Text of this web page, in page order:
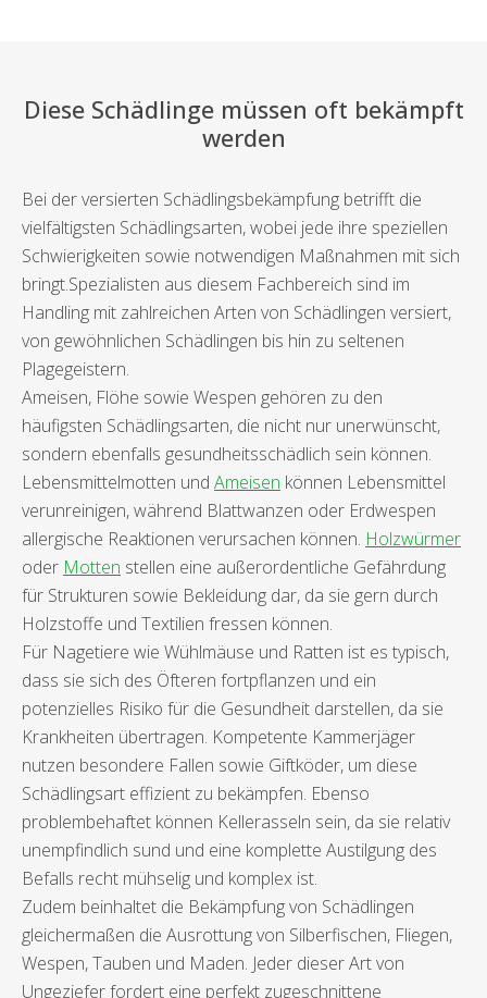
Diese Schädlinge müssen oft bekämpft
werden
Bei der versierten Schädlingsbekämpfung betrifft die
vielfältigsten Schädlingsarten, wobei jede ihre speziellen
Schwierigkeiten sowie notwendigen Maßnahmen mit sich
bringt.Spezialisten aus diesem Fachbereich sind im
Handling mit zahlreichen Arten von Schädlingen versiert,
von gewöhnlichen Schädlingen bis hin zu seltenen
Plagegeistern.
Ameisen, Flöhe sowie Wespen gehören zu den
häufigsten Schädlingsarten, die nicht nur unerwünscht,
sondern ebenfalls gesundheitsschädlich sein können.
Lebensmittelmotten und Ameisen können Lebensmittel
verunreinigen, während Blattwanzen oder Erdwespen
allergische Reaktionen verursachen können. Holzwürmer
oder Motten stellen eine außerordentliche Gefährdung
für Strukturen sowie Bekleidung dar, da sie gern durch
Holzstoffe und Textilien fressen können.
Für Nagetiere wie Wühlmäuse und Ratten ist es typisch,
dass sie sich des Öfteren fortpflanzen und ein
potenzielles Risiko für die Gesundheit darstellen, da sie
Krankheiten übertragen. Kompetente Kammerjäger
nutzen besondere Fallen sowie Giftköder, um diese
Schädlingsart effizient zu bekämpfen. Ebenso
problembehaftet können Kellerasseln sein, da sie relativ
unempfindlich sund und eine komplette Austilgung des
Befalls recht mühselig und komplex ist.
Zudem beinhaltet die Bekämpfung von Schädlingen
gleichermaßen die Ausrottung von Silberfischen, Fliegen,
Wespen, Tauben und Maden. Jeder dieser Art von
Ungeziefer fordert eine perfekt zugeschnittene